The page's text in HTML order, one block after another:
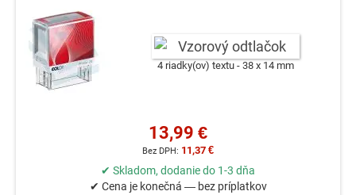
4 riadky(ov) textu 38 x 14 mm
13,99 €
11,37 €
✔ Skladom, dodanie do 1-3 dňa
✔ Cena je konečná — bez príplatkov